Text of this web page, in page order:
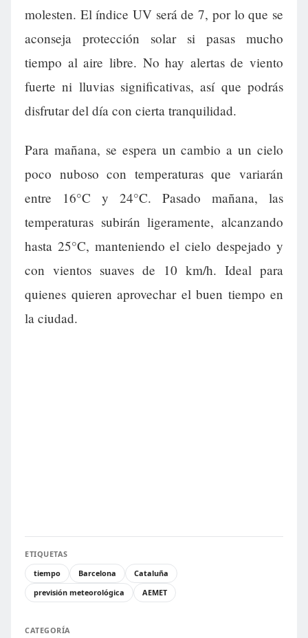
molesten. El índice UV será de 7, por lo que se
aconseja protección solar si pasas mucho
tiempo al aire libre. No hay alertas de viento
fuerte ni lluvias significativas, así que podrás
disfrutar del día con cierta tranquilidad.
Para mañana, se espera un cambio a un cielo
poco nuboso con temperaturas que variarán
entre 16°C y 24°C. Pasado mañana, las
temperaturas subirán ligeramente, alcanzando
hasta 25°C, manteniendo el cielo despejado y
con vientos suaves de 10 km/h. Ideal para
quienes quieren aprovechar el buen tiempo en
la ciudad.
ETIQUETAS
tiempo
Barcelona
Cataluña
previsión meteorológica
AEMET
CATEGORÍA